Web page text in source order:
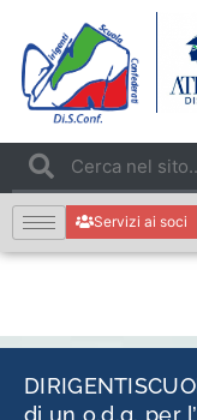
Servizi ai soci